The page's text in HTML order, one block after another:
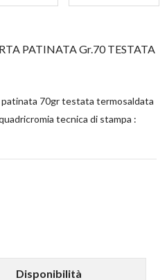
PATINATA Gr.70 TESTATA
70gr testata termosaldata
tecnica di stampa :
Disponibilità